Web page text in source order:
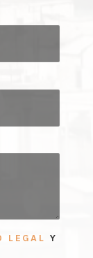
LEGAL Y